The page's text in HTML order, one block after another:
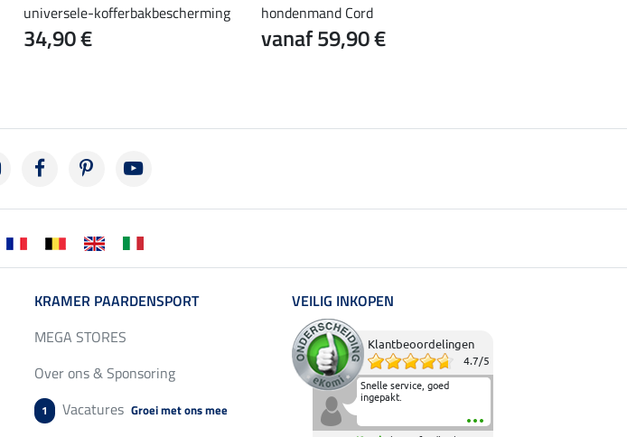
universele-kofferbakbescherming
34,90 €
hondenmand Cord
vanaf 59,90 €
KRAMER PAARDENSPORT
MEGA STORES
Over ons & Sponsoring
1 Vacatures Groei met ons mee
VEILIG INKOPEN
Klantbeoordelingen
4.7/5
Snelle service, goed
ingepakt.